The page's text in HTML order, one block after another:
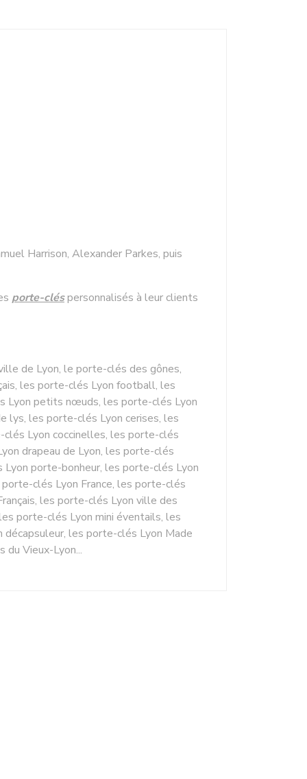
Harrison, Alexander Parkes, puis
porte-cléspersonnalisés à leur clients
de Lyon, le porte-clés des gônes,
les porte-clés Lyon football, les
Lyon petits nœuds, les porte-clés Lyon
lys, les porte-clés Lyon cerises, les
Lyon coccinelles, les porte-clés
drapeau de Lyon, les porte-clés
porte-bonheur, les porte-clés Lyon
clés Lyon France, les porte-clés
les porte-clés Lyon ville des
porte-clés Lyon mini éventails, les
les porte-clés Lyon Made
du Vieux-Lyon...